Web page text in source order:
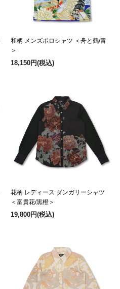
和柄 メンズポロシャツ ＜舟と鶴/青
＞
18,150円(税込)
花柄 レディース ダンガリーシャツ
＜富貴花/黒橙＞
19,800円(税込)